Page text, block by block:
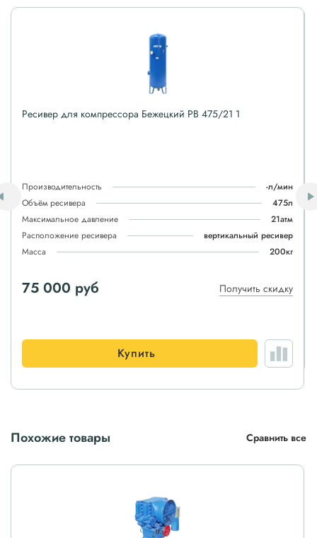
Ресивер для компрессора Бежецкий РВ 475/21 1
Производительность
-л/мин
Объём ресивера
475л
Максимальное давление
21атм
Расположение ресивера
вертикальный ресивер
Масса
200кг
75 000 руб Получить скидку
Купить
Похожие товары Сравнить все